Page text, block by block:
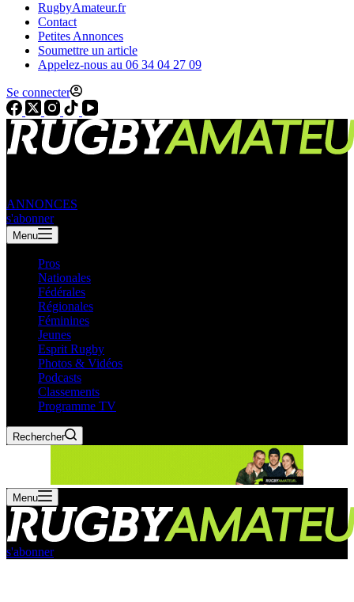
RugbyAmateur.fr
Contact
Petites Annonces
Soumettre un article
Appelez-nous au 06 34 04 27 09
Se connecter
ANNONCES
s'abonner
Menu
Pros
Nationales
Fédérales
Régionales
Féminines
Jeunes
Esprit Rugby
Photos & Vidéos
Podcasts
Classements
Programme TV
Rechercher
Menu
s'abonner